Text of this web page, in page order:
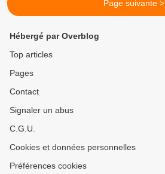
Page suivante >
Hébergé par Overblog
Top articles
Pages
Contact
Signaler un abus
C.G.U.
Cookies et données personnelles
Préférences cookies